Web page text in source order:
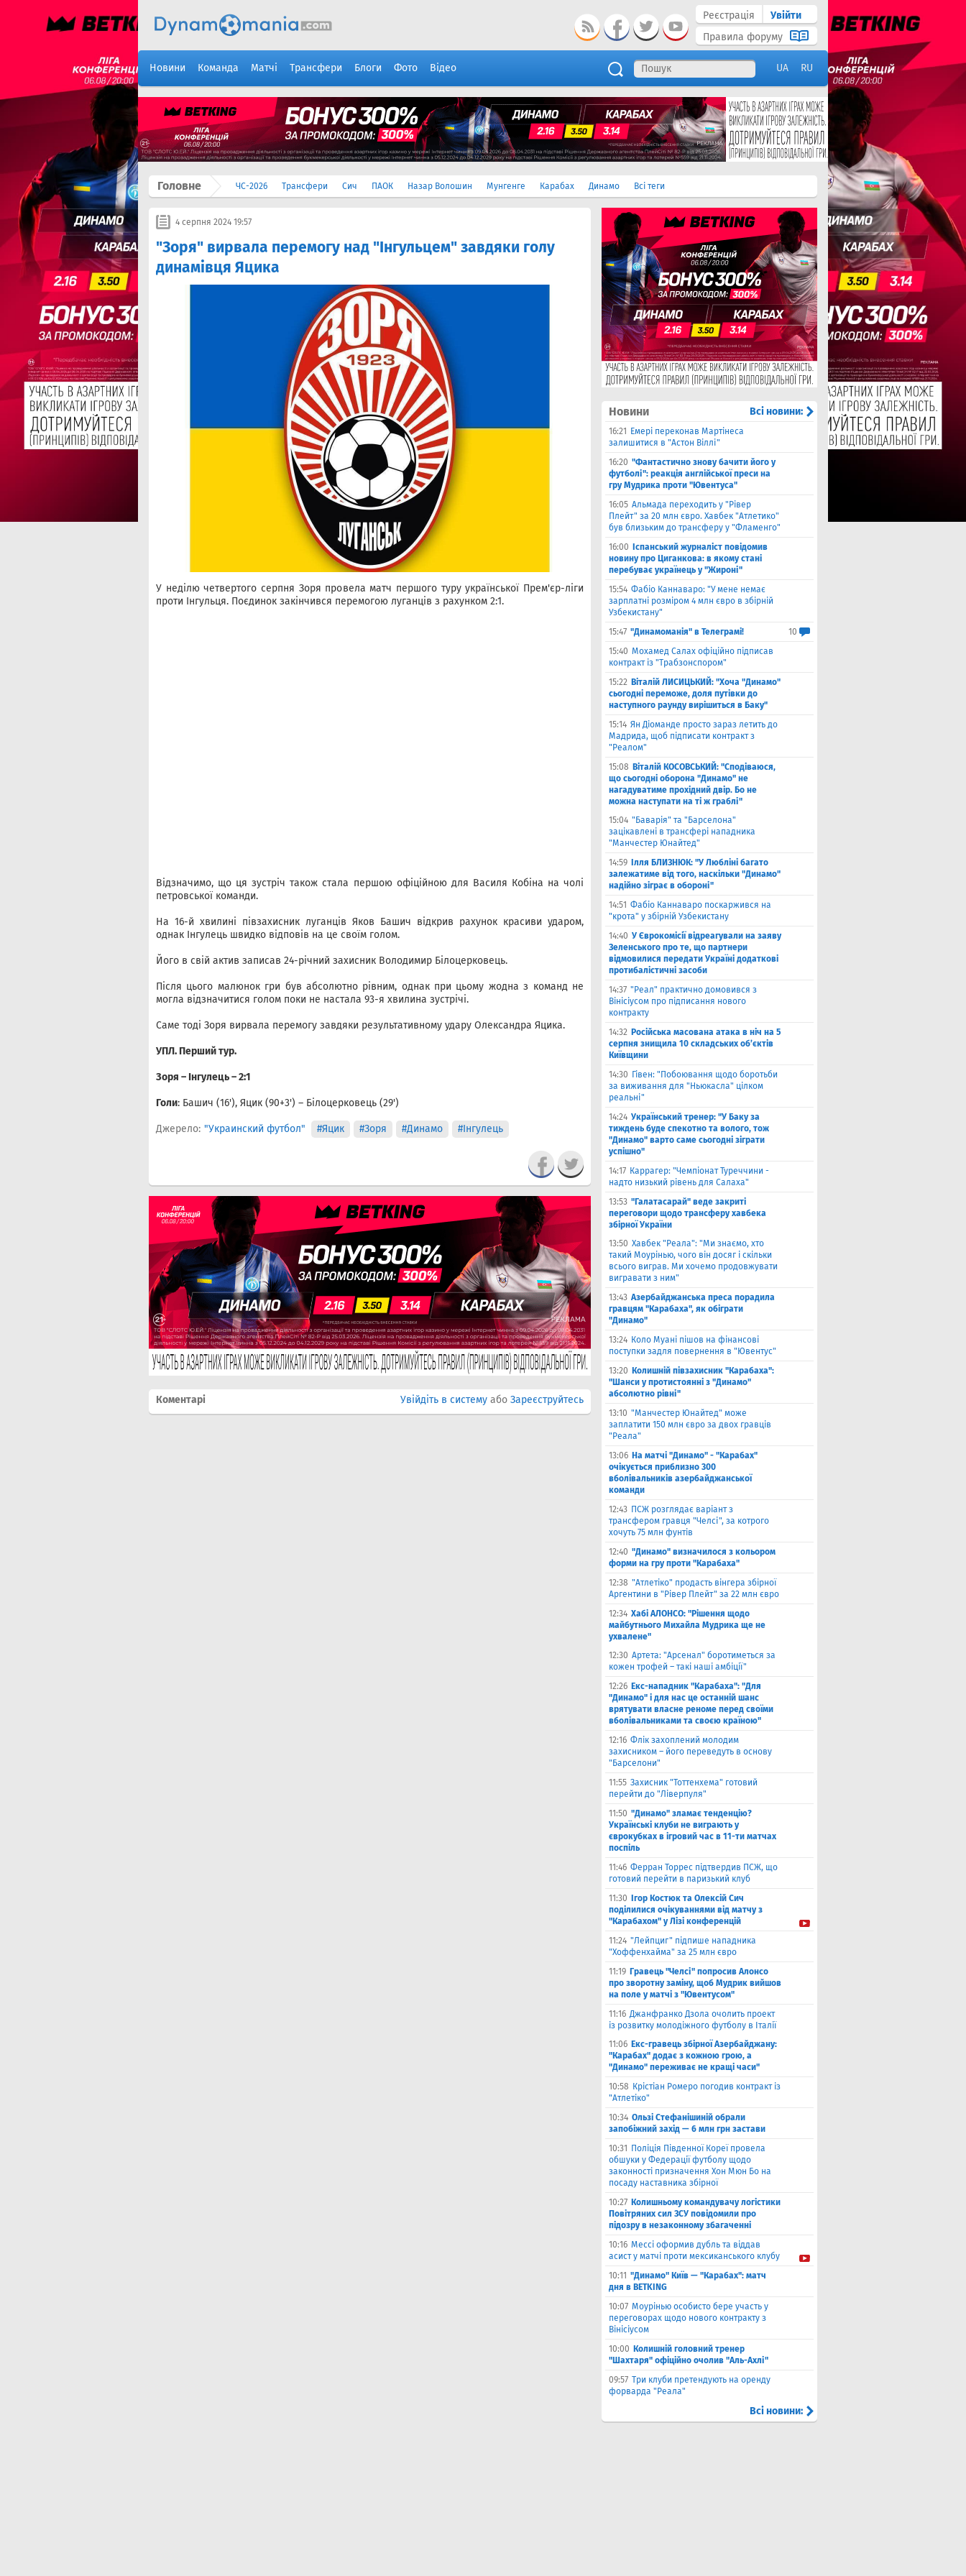
Реєстрація
Увійти
Правила форуму
Новини Команда Матчі Трансфери Блоги Фото Відео UA RU
Головне ЧС-2026 Трансфери Сич ПАОК Назар Волошин Мунгенге Карабах Динамо Всі теги
4 серпня 2024 19:57
"Зоря" вирвала перемогу над "Інгульцем" завдяки голу
динамівця Яцика
У неділю четвертого серпня Зоря провела матч першого туру української Прем'єр-ліги
проти Інгульця. Поєдинок закінчився перемогою луганців з рахунком 2:1.
Відзначимо, що ця зустріч також стала першою офіційною для Василя Кобіна на чолі
петровської команди.
На 16-й хвилині півзахисник луганців Яков Башич відкрив рахунок красиви ударом,
однак Інгулець швидко відповів на це своїм голом.
Його в свій актив записав 24-річний захисник Володимир Білоцерковець.
Після цього малюнок гри був абсолютно рівним, однак при цьому жодна з команд не
могла відзначитися голом поки не настала 93-я хвилина зустрічі.
Саме тоді Зоря вирвала перемогу завдяки результативному удару Олександра Яцика.
УПЛ. Перший тур.
Зоря – Інгулець – 2:1
Голи: Башич (16'), Яцик (90+3') – Білоцерковець (29')
Джерело: "Украинский футбол" #Яцик #Зоря #Динамо #Інгулець
Коментарі Увійдіть в систему або Зареєструйтесь
Новини Всі новини:
16:21
Емері переконав Мартінеса
залишитися в "Астон Віллі"
16:20 "Фантастично знову бачити його у
футболі": реакція англійської преси на
гру Мудрика проти "Ювентуса"
16:05 Альмада переходить у "Рівер
Плейт" за 20 млн євро. Хавбек "Атлетико"
був близьким до трансферу у "Фламенго"
16:00
Іспанський журналіст повідомив
новину про Циганкова: в якому стані
перебуває українець у "Жироні"
15:54 Фабіо Каннаваро: "У мене немає
зарплатні розміром 4 млн євро в збірній
Узбекистану"
15:47 "Динамоманія" в Телеграмі!
10
15:40 Мохамед Салах офіційно підписав
контракт із "Трабзонспором"
15:22 Віталій ЛИСИЦЬКИЙ: "Хоча "Динамо"
сьогодні переможе, доля путівки до
наступного раунду вирішиться в Баку"
15:14 Ян Діоманде просто зараз летить до
Мадрида, щоб підписати контракт з
"Реалом"
15:08 Віталій КОСОВСЬКИЙ: "Сподіваюся,
що сьогодні оборона "Динамо" не
нагадуватиме прохідний двір. Бо не
можна наступати на ті ж граблі"
15:04 "Баварія" та "Барселона"
зацікавлені в трансфері нападника
"Манчестер Юнайтед"
14:59
Ілля БЛИЗНЮК: "У Любліні багато
залежатиме від того, наскільки "Динамо"
надійно зіграє в обороні"
14:51 Фабіо Каннаваро поскаржився на
"крота" у збірній Узбекистану
14:40 У Єврокомісії відреагували на заяву
Зеленського про те, що партнери
відмовилися передати Україні додаткові
протибалістичні засоби
14:37 "Реал" практично домовився з
Вінісіусом про підписання нового
контракту
14:32 Російська масована атака в ніч на 5
серпня знищила 10 складських об’єктів
Київщини
14:30 Гівен: "Побоювання щодо боротьби
за виживання для "Ньюкасла" цілком
реальні"
14:24 Український тренер: "У Баку за
тиждень буде спекотно та волого, тож
"Динамо" варто саме сьогодні зіграти
успішно"
14:17 Каррагер: "Чемпіонат Туреччини -
надто низький рівень для Салаха"
13:53 "Галатасарай" веде закриті
переговори щодо трансферу хавбека
збірної України
13:50 Хавбек "Реала": "Ми знаємо, хто
такий Моурінью, чого він досяг і скільки
всього виграв. Ми хочемо продовжувати
вигравати з ним"
13:43 Азербайджанська преса порадила
гравцям "Карабаха", як обіграти
"Динамо"
13:24 Коло Муані пішов на фінансові
поступки задля повернення в "Ювентус"
13:20 Колишній півзахисник "Карабаха":
"Шанси у протистоянні з "Динамо"
абсолютно рівні"
13:10 "Манчестер Юнайтед" може
заплатити 150 млн євро за двох гравців
"Реала"
13:06 На матчі "Динамо" - "Карабах"
очікується приблизно 300
вболівальників азербайджанської
команди
12:43 ПСЖ розглядає варіант з
трансфером гравця "Челсі", за котрого
хочуть 75 млн фунтів
12:40 "Динамо" визначилося з кольором
форми на гру проти "Карабаха"
12:38 "Атлетіко" продасть вінгера збірної
Аргентини в "Рівер Плейт" за 22 млн євро
12:34 Хабі АЛОНСО: "Рішення щодо
майбутнього Михайла Мудрика ще не
ухвалене"
12:30 Артета: "Арсенал" боротиметься за
кожен трофей – такі наші амбіції"
12:26 Екс-нападник "Карабаха": "Для
"Динамо" і для нас це останній шанс
врятувати власне реноме перед своїми
вболівальниками та своєю країною"
12:16 Флік захоплений молодим
захисником – його переведуть в основу
"Барселони"
11:55 Захисник "Тоттенхема" готовий
перейти до "Ліверпуля"
11:50 "Динамо" зламає тенденцію?
Українські клуби не виграють у
єврокубках в ігровий час в 11-ти матчах
поспіль
11:46 Ферран Торрес підтвердив ПСЖ, що
готовий перейти в паризький клуб
11:30
Ігор Костюк та Олексій Сич
поділилися очікуваннями від матчу з
"Карабахом" у Лізі конференцій
11:24 "Лейпциг" підпише нападника
"Хоффенхайма" за 25 млн євро
11:19 Гравець "Челсі" попросив Алонсо
про зворотну заміну, щоб Мудрик вийшов
на поле у ​​матчі з "Ювентусом"
11:16 Джанфранко Дзола очолить проект
із розвитку молодіжного футболу в Італії
11:06 Екс-гравець збірної Азербайджану:
"Карабах" додає з кожною грою, а
"Динамо" переживає не кращі часи"
10:58 Крістіан Ромеро погодив контракт із
"Атлетіко"
10:34 Ользі Стефанішиній обрали
запобіжний захід — 6 млн грн застави
10:31
Поліція Південної Кореї провела
обшуки у Федерації футболу щодо
законності призначення Хон Мюн Бо на
посаду наставника збірної
10:27 Колишньому командувачу логістики
Повітряних сил ЗСУ повідомили про
підозру в незаконному збагаченні
10:16 Мессі оформив дубль та віддав
асист у матчі проти мексиканського клубу
10:11 "Динамо" Київ — "Карабах": матч
дня в BETKING
10:07 Моурінью особисто бере участь у
переговорах щодо нового контракту з
Вінісіусом
10:00 Колишній головний тренер
"Шахтаря" офіційно очолив "Аль-Ахлі"
09:57 Три клуби претендують на оренду
форварда "Реала"
Всі новини: